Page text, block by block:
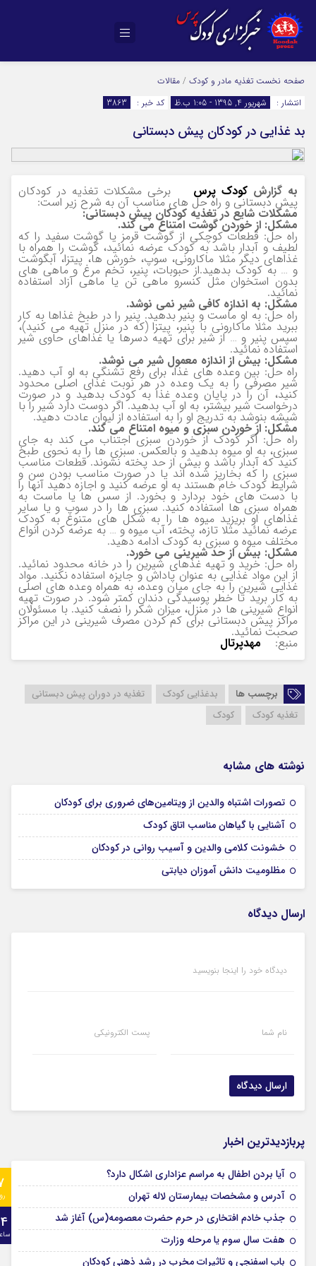
صفحه نخست تغذیه مادر و کودک / مقالات
انتشار :
شهریور 4, 1395 - 1:05 ب.ظ کد خبر : 3863
بد غذایی در کودکان پیش دبستانی
به گزارش کودک پرس برخی مشکلات تغذیه در کودکان
پیش دبستانی و راه حل های مناسب آن به شرح زیر است:
مشکلات شایع در تغذیه کودکان پیش دبستانی:
مشکل: از خوردن گوشت امتناع می کند.
راه حل: قطعات کوچکی از گوشت قرمز یا گوشت سفید را که
لطیف و آبدار باشد به کودک عرضه نمائید، گوشت را همراه با
غذاهای دیگر مثلا ماکارونی، سوپ، خورش ها، پیتزا، آبگوشت
و … به کودک بدهید.از حبوبات، پنیر، تخم مرغ و ماهی های
بدون استخوان مثل کنسرو ماهی تن یا ماهی آزاد استفاده
نمائید.
مشکل: به اندازه کافی شیر نمی نوشد.
راه حل: به او ماست و پنیر بدهید. پنیر را در طبخ غذاها به کار
ببرید مثلا ماکارونی با پنیر، پیتزا (که در منزل تهیه می کنید)،
سپس پنیر و … از شیر برای تهیه دسرها یا غذاهای حاوی شیر
استفاده نمائید.
مشکل: بیش از اندازه معمول شیر می نوشد.
راه حل: بین وعده های غذا، برای رفع تشنگی به او آب دهید.
شیر مصرفی را به یک وعده در هر نوبت غذای اصلی محدود
کنید، آن را در پایان وعده غذا به کودک بدهید و در صورت
درخواست شیر بیشتر، به او آب بدهید. اگر دوست دارد شیر را با
شیشه بنوشد به تدریج او را به استفاده از لیوان عادت دهید.
مشکل: از خوردن سبزی و میوه امتناع می کند.
راه حل: اگر کودک از خوردن سبزی اجتناب می کند به جای
سبزی، به او میوه بدهید و بالعکس. سبزی ها را به نحوی طبخ
کنید که آبدار باشد و بیش از حد پخته نشوند. قطعات مناسب
سبزی را که بخارپز شده اند یا در صورت مناسب بودن سن و
شرایط کودک خام هستند به او عرضه کنید و اجازه دهید آنها را
با دست های خود بردارد و بخورد. از سس ها یا ماست به
همراه سبزی ها استفاده کنید. سبزی ها را در سوپ و یا سایر
غذاهای او بریزید میوه ها را به شکل های متنوع به کودک
عرضه نمائید مثلا تازه، پخته، آب میوه و … به عرضه کردن انواع
مختلف میوه و سبزی به کودک ادامه دهید.
مشکل: بیش از حد شیرینی می خورد.
راه حل: خرید و تهیه غذهای شیرین را در خانه محدود نمائید.
از این مواد غذایی به عنوان پاداش و جایزه استفاده نکنید. مواد
غذایی شیرین را به جای میان وعده، به همراه وعده های اصلی
به کار برید تا خطر پوسیدگی دندان کمتر شود. در صورت تهیه
انواع شیرینی ها در منزل، میزان شکر را نصف کنید. با مسئولان
مراکز پیش دبستانی برای کم کردن مصرف شیرینی در این مراکز
صحبت نمائید.
منبع: مهدپرتال
برچسب ها بدغذایی کودک
تغذیه در دوران پیش دبستانی
تغذیه کودک
کودک
نوشته های مشابه
تصورات اشتباه والدین از ویتامین‌های ضروری برای کودکان
آشنایی با گیاهان مناسب اتاق کودک
خشونت کلامی والدین و آسیب روانی در کودکان
مظلومیت دانش آموزان دیابتی
ارسال دیدگاه
دیدگاه خود را اینجا بنویسید
نام شما پست الکترونیکی
پربازدیدترین اخبار
آیا بردن اطفال به مراسم عزادارى اشکال دارد؟
آدرس و مشخصات بیمارستان لاله تهران
جذب خادم افتخاری در حرم حضرت معصومه(س) آغاز شد
هفت سال سوم یا مرحله وزارت
باب اسفنجی و تاثیرات مخرب در رشد ذهنی کودکان